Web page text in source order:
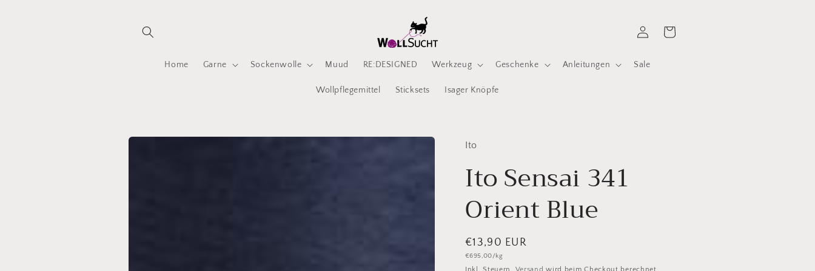
Home Garne Sockenwolle Muud RE:DESIGNED Werkzeug Geschenke Anleitungen Sale
Wollpflegemittel Sticksets Isager Knöpfe
EinloggenWarenkorb
Zu
Ito
Ito Sensai 341
Orient Blue
Normaler
Preis
€13,90 EUR
Grundpreis
€695,00/kg